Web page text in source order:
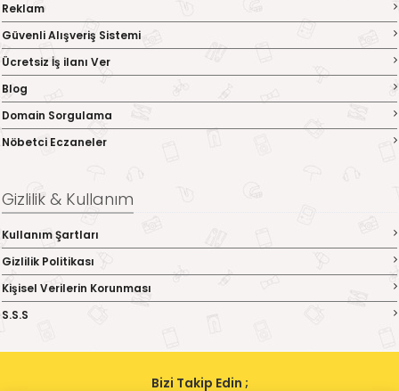
Reklam
Güvenli Alışveriş Sistemi
Ücretsiz İş ilanı Ver
Blog
Domain Sorgulama
Nöbetci Eczaneler
Gizlilik & Kullanım
Kullanım Şartları
Gizlilik Politikası
Kişisel Verilerin Korunması
S.S.S
Bizi Takip Edin ;